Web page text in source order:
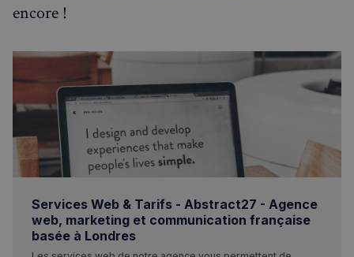
encore !
Services Web & Tarifs - Abstract27 - Agence
web, marketing et communication française
basée à Londres